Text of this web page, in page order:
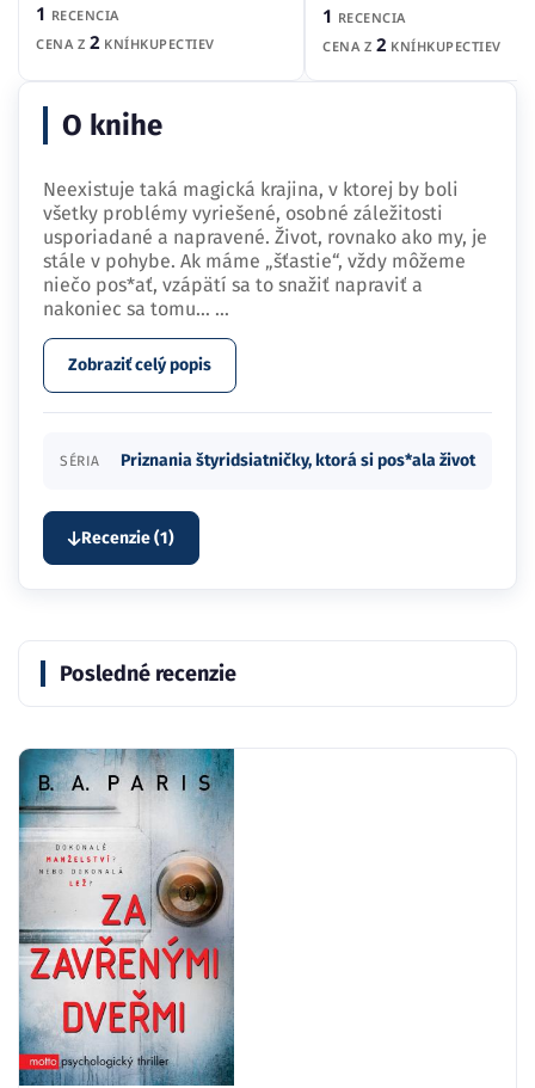
1 RECENCIA
CENA Z 2 KNÍHKUPECTIEV
1 RECENCIA
CENA Z 2 KNÍHKUPECTIEV
O knihe
Neexistuje taká magická krajina, v ktorej by boli
všetky problémy vyriešené, osobné záležitosti
usporiadané a napravené. Život, rovnako ako my, je
stále v pohybe. Ak máme „šťastie“, vždy môžeme
niečo pos*ať, vzápätí sa to snažiť napraviť a
nakoniec sa tomu… ...
Zobraziť celý popis
SÉRIA Priznania štyridsiatničky, ktorá si pos*ala život
Recenzie (1)
Posledné recenzie